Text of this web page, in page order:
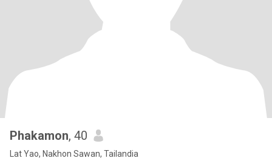
Phakamon, 40
Lat Yao, Nakhon Sawan, Tailandia